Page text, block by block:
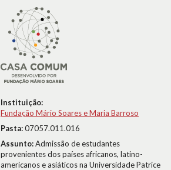
Instituição:
Fundação Mário Soares e Maria Barroso
Pasta:07057.011.016
Assunto:Admissão de estudantes
provenientes dos países africanos, latino-
americanos e asiáticos na Universidade Patrice